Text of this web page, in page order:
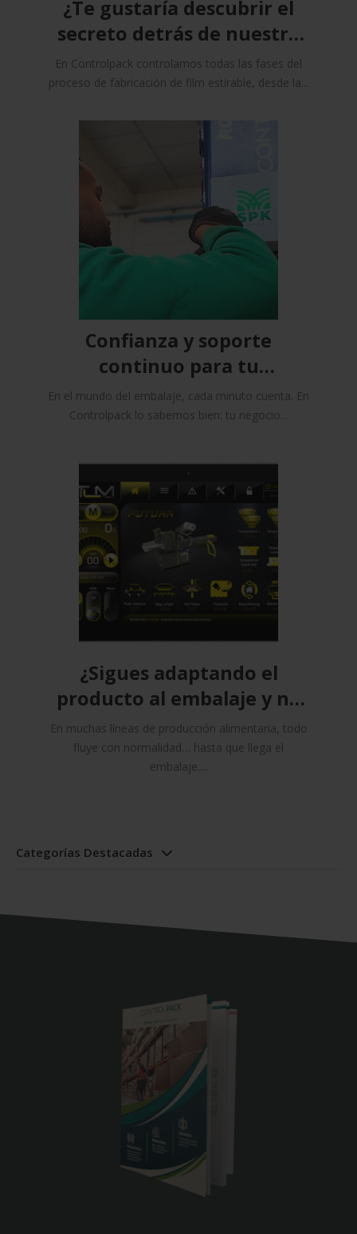
¿Te gustaría descubrir el
secreto detrás de nuestro
film estirable?
En Controlpack controlamos todas las fases del
proceso de fabricación de film estirable, desde la...
Confianza y soporte
continuo para tu
maquinaria
En el mundo del embalaje, cada minuto cuenta. En
Controlpack lo sabemos bien: tu negocio...
¿Sigues adaptando el
producto al embalaje y no
al revés?
En muchas líneas de producción alimentaria, todo
fluye con normalidad… hasta que llega el
embalaje....
Categorías Destacadas